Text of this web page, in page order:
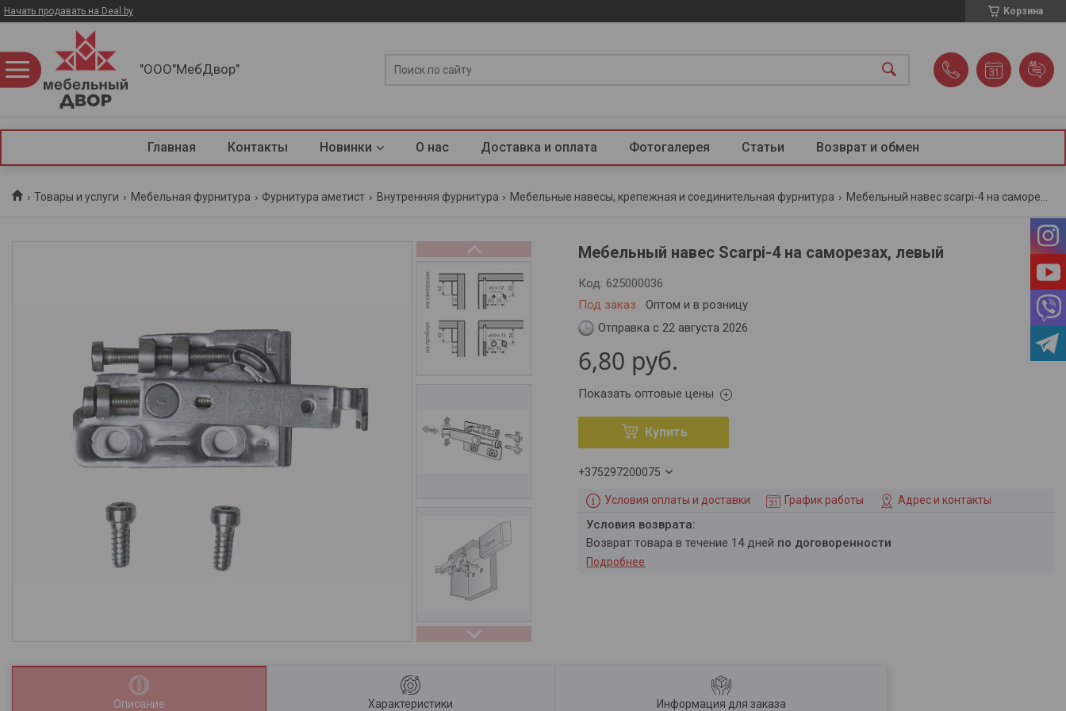
Начать продавать на Deal.by Корзина
"ООО"МебДвор"
Главная Контакты Новинки О нас Доставка и оплата Фотогалерея Статьи Возврат и обмен
Товары и услуги Мебельная фурнитура Фурнитура аметист Внутренняя фурнитура Мебельные навесы, крепежная и соединительная фурнитура
Мебельный навес Scarpi-4 на саморезах, левый
Под заказ Оптом и в розницу
Код: 625000036
Отправка с 22 августа 2026
6,80 руб.
Показать оптовые цены
Купить
+375297200075
Условия оплаты и доставки График работы Адрес и контакты
возврат товара в течение 14 дней по договоренности
Подробнее
Описание Характеристики Информация для заказа